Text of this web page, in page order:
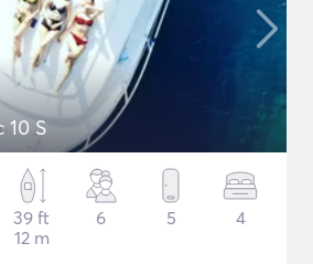
DellaPasquadc 10 S
39 ft
12 m
6 5 4